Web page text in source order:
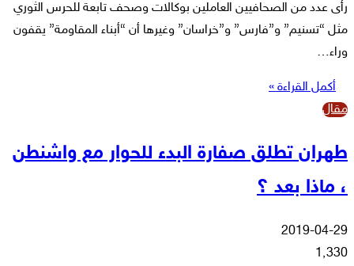
رأى عدد من الصحافيين العاملين بوكالات وصحف تابعة للحرس الثوري
مثل “تسنيم” و”فارس” و”خراسان” وغيرها أن “أبناء المقاومة” يقفون
وراء…
أكمل القراءة »
مقال
طهران تطلق صفارة البدء للحوار مع واشنطن
، ماذا بعد ؟
2019-04-29
1٬330